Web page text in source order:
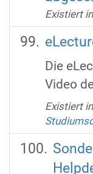
Existiert in
Die
Video
Existiert in